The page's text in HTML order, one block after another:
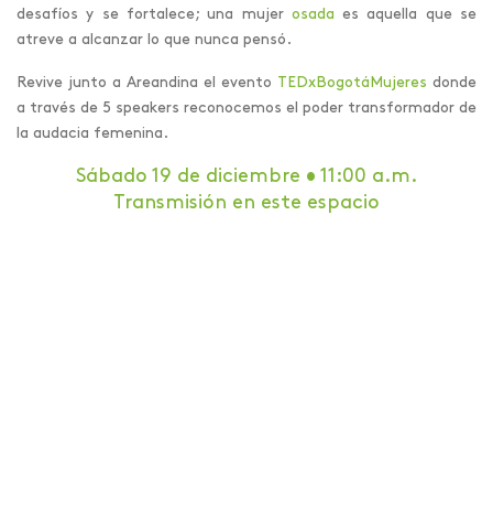
desafíos y se fortalece; una mujer osada es aquella que se
atreve a alcanzar lo que nunca pensó.
Revive junto a Areandina el evento TEDxBogotáMujeres donde
a través de 5 speakers reconocemos el poder transformador de
la audacia femenina.
Sábado 19 de diciembre • 11:00 a.m.
Transmisión en este espacio